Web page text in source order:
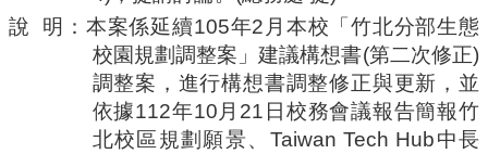
說
明：本案係延續105年2 月本校「竹北分部生態
校園規劃調整案」建議構想書(第二次修正)
調整案，進行構想書調整修正與更新，並
依據112年10月 21 日校務會議報告簡報竹
北校區規劃願景、 Taiwan Tech Hub中長